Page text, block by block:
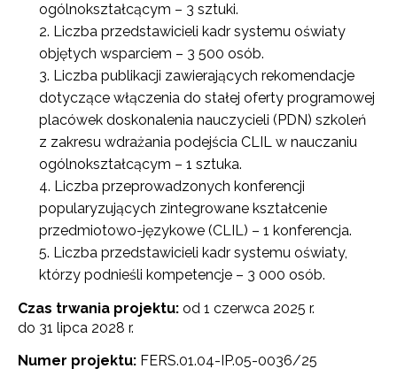
ogólnokształcącym – 3 sztuki.
Liczba przedstawicieli kadr systemu oświaty
objętych wsparciem – 3 500 osób.
Liczba publikacji zawierających rekomendacje
dotyczące włączenia do stałej oferty programowej
placówek doskonalenia nauczycieli (PDN) szkoleń
z zakresu wdrażania podejścia CLIL w nauczaniu
ogólnokształcącym – 1 sztuka.
Liczba przeprowadzonych konferencji
popularyzujących zintegrowane kształcenie
przedmiotowo-językowe (CLIL) – 1 konferencja.
Liczba przedstawicieli kadr systemu oświaty,
którzy podnieśli kompetencje – 3 000 osób.
Czas trwania projektu: od 1 czerwca 2025 r.
do 31 lipca 2028 r.
Numer projektu: FERS.01.04-IP.05-0036/25